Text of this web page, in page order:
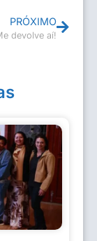
PRÓXIMO
devolve aí!